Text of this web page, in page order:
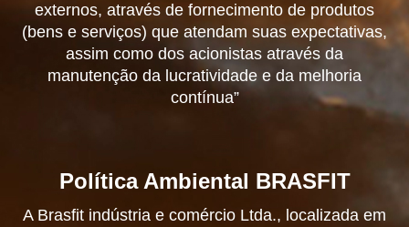
externos, através de fornecimento de produtos
(bens e serviços) que atendam suas expectativas,
assim como dos acionistas através da
manutenção da lucratividade e da melhoria
contínua”
Política Ambiental BRASFIT
A Brasfit indústria e comércio Ltda., localizada em